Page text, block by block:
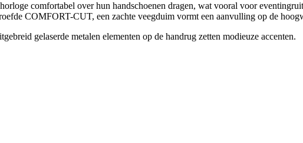
comfortabel over hun handschoenen dragen, wat vooral voor
COMFORT-CUT, een zachte veegduim vormt een aanvulling op de
gelaserde metalen elementen op de handrug zetten modieuze accenten.